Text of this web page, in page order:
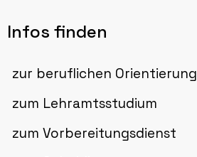
Infos finden
zur beruflichen Orientierung
zum Lehramtsstudium
zum Vorbereitungsdienst